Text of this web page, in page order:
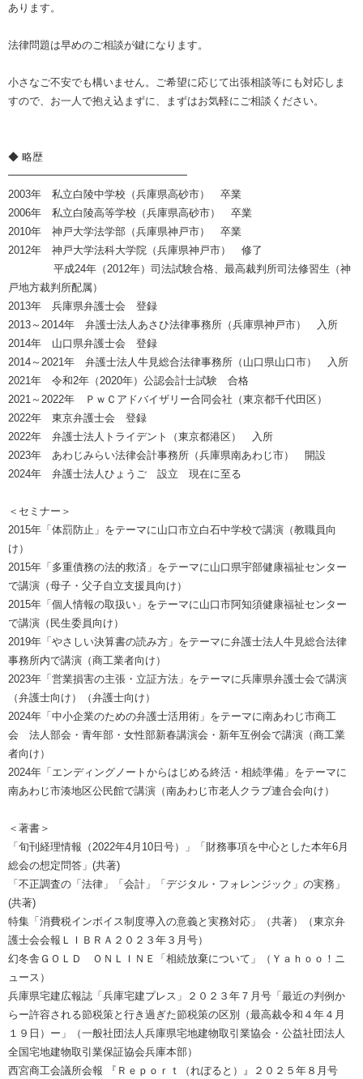
あります。
法律問題は早めのご相談が鍵になります。
小さなご不安でも構いません。ご希望に応じて出張相談等にも対応しま
すので、お一人で抱え込まずに、まずはお気軽にご相談ください。
◆ 略歴
━━━━━━━━━━━━━━━━━
2003年 私立白陵中学校（兵庫県高砂市） 卒業
2006年 私立白陵高等学校（兵庫県高砂市） 卒業
2010年 神戸大学法学部（兵庫県神戸市） 卒業
2012年 神戸大学法科大学院（兵庫県神戸市） 修了
平成24年（2012年）司法試験合格、最高裁判所司法修習生（神
戸地方裁判所配属）
2013年 兵庫県弁護士会 登録
2013～2014年 弁護士法人あさひ法律事務所（兵庫県神戸市） 入所
2014年 山口県弁護士会 登録
2014～2021年 弁護士法人牛見総合法律事務所（山口県山口市） 入所
2021年 令和2年（2020年）公認会計士試験 合格
2021～2022年 ＰｗＣアドバイザリー合同会社（東京都千代田区）
2022年 東京弁護士会 登録
2022年 弁護士法人トライデント（東京都港区） 入所
2023年 あわじみらい法律会計事務所（兵庫県南あわじ市） 開設
2024年 弁護士法人ひょうご 設立 現在に至る
＜セミナー＞
2015年「体罰防止」をテーマに山口市立白石中学校で講演（教職員向
け）
2015年「多重債務の法的救済」をテーマに山口県宇部健康福祉センター
で講演（母子・父子自立支援員向け）
2015年「個人情報の取扱い」をテーマに山口市阿知須健康福祉センター
で講演（民生委員向け）
2019年「やさしい決算書の読み方」をテーマに弁護士法人牛見総合法律
事務所内で講演（商工業者向け）
2023年「営業損害の主張・立証方法」をテーマに兵庫県弁護士会で講演
（弁護士向け）（弁護士向け）
2024年「中小企業のための弁護士活用術」をテーマに南あわじ市商工
会 法人部会・青年部・女性部新春講演会・新年互例会で講演（商工業
者向け）
2024年「エンディングノートからはじめる終活・相続準備」をテーマに
南あわじ市湊地区公民館で講演（南あわじ市老人クラブ連合会向け）
＜著書＞
「旬刊経理情報（2022年4月10日号）」「財務事項を中心とした本年6月
総会の想定問答」(共著)
「不正調査の「法律」「会計」「デジタル・フォレンジック」の実務」
(共著)
特集「消費税インボイス制度導入の意義と実務対応」（共著）（東京弁
護士会会報ＬＩＢＲＡ２０２３年３月号）
幻冬舎ＧＯＬＤ ＯＮＬＩＮＥ「相続放棄について」（Ｙａｈｏｏ！ニ
ュース）
兵庫県宅建広報誌「兵庫宅建プレス」２０２３年７月号「最近の判例か
らー許容される節税策と行き過ぎた節税策の区別（最高裁令和４年４月
１９日）ー」（一般社団法人兵庫県宅地建物取引業協会・公益社団法人
全国宅地建物取引業保証協会兵庫本部）
西宮商工会議所会報 『Ｒｅｐｏｒｔ（れぽると）』２０２５年８月号